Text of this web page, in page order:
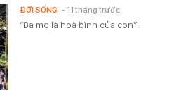
“Ba mẹ là hoà bình của con”!
ĐỜI SỐNG - 11 tháng trước